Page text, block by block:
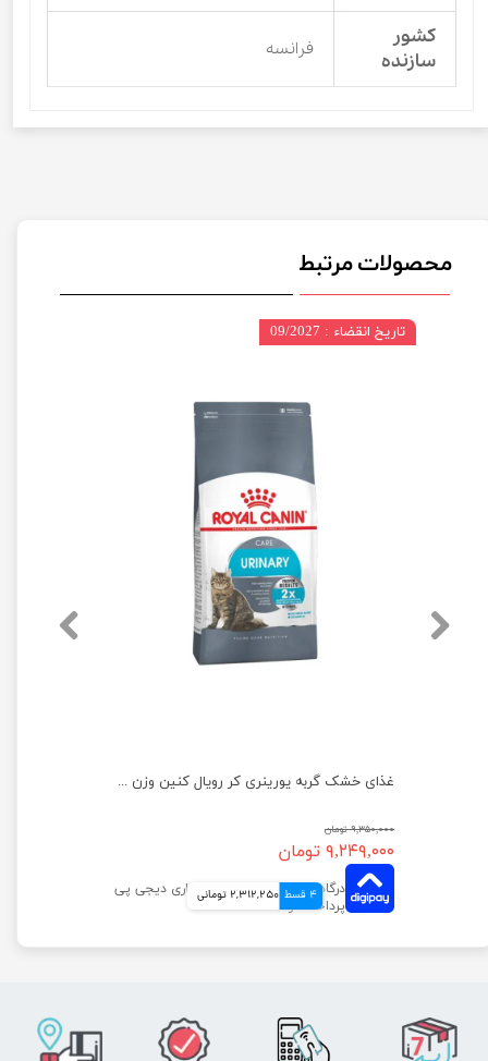
کشور
سازنده
فرانسه
محصولات مرتبط
غذای خشک گربه یورینری کر رویال کنین وزن 2 کیلوگرم
۹,۳۵۰,۰۰۰ تومان
۹,۲۴۹,۰۰۰ تومان
4 قسط 2,312,250 تومانی
تاریخ انقضاء : 09/2027